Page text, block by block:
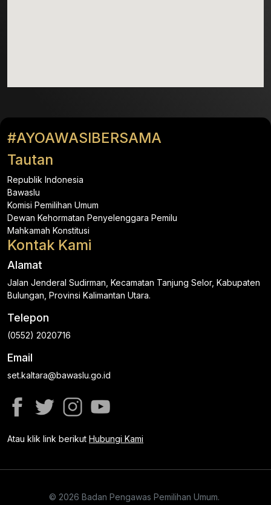
#AYOAWASIBERSAMA
Tautan
Republik Indonesia
Bawaslu
Komisi Pemilihan Umum
Dewan Kehormatan Penyelenggara Pemilu
Mahkamah Konstitusi
Kontak Kami
Alamat
Jalan Jenderal Sudirman, Kecamatan Tanjung Selor, Kabupaten
Bulungan, Provinsi Kalimantan Utara.
Telepon
(0552) 2020716
Email
set.kaltara@bawaslu.go.id
Atau klik link berikut Hubungi Kami
© 2026 Badan Pengawas Pemilihan Umum.